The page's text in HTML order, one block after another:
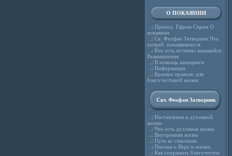
О ПОКАЯНИИ
.: Препод. Ефрем Сирин О
покаянии
.: Св. Феофан Затворник Что
потреб. покаявшемуся
.: Кто есть истинно кающийся.
Размышления
.: В помощь кающимся
.: Информация
.: Краткое правило для
благочестивой жизни
Свт. Феофан Затворник
.: Наставления в духовной
жизни
.: Что есть духовная жизнь
.: Внутренняя жизнь
.: Путь ко спасению
.: Письма о Вере и жизни
.: Как сохранить благочестие